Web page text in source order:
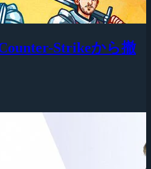
Strikeから撤